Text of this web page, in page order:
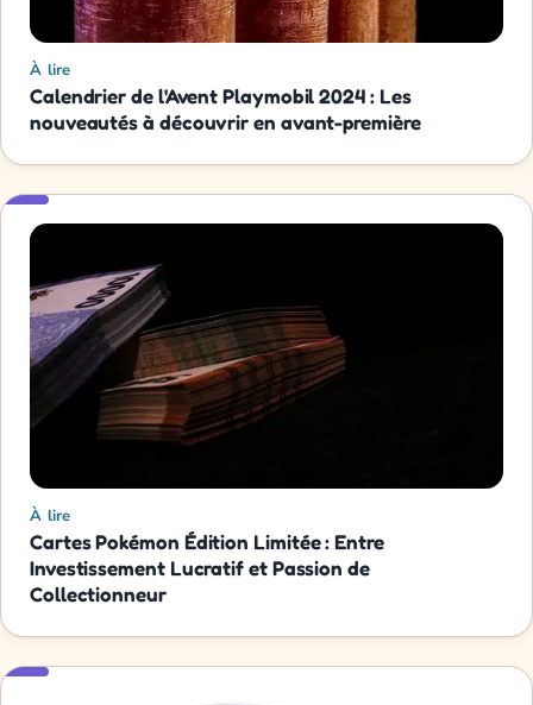
À lire
Calendrier de l'Avent Playmobil 2024 : Les
nouveautés à découvrir en avant-première
À lire
Cartes Pokémon Édition Limitée : Entre
Investissement Lucratif et Passion de
Collectionneur